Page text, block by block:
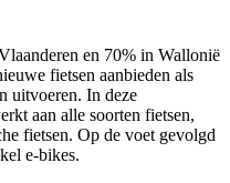
en 70% in Wallonië
fietsen aanbieden als
uitvoeren. In deze
aan alle soorten fietsen,
fietsen. Op de voet gevolgd
e-bikes.